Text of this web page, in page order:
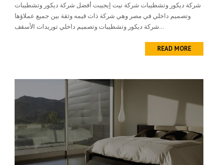
شركة ديكور وتشطيبات شركة نيت إيجيبت أفضل شركة ديكور وتشطيبات
وتصميم داخلي في مصر وهي شركة ذات قيمه وثقة بين جميع عملاؤها
شركة ديكور وتشطيبات وتصميم داخلي توريدات الأسقف...
READ MORE